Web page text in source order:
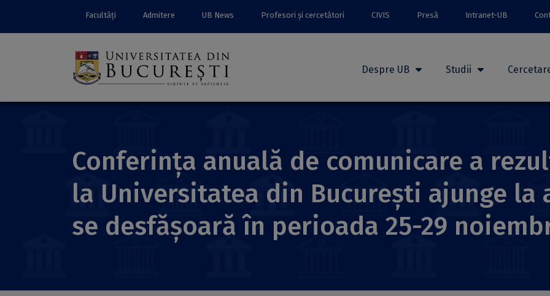
Facultăți Admitere UB News Profesori și cercetători CIVIS Presă Intranet-UB
Despre UB Studii
Conferința anuală de comunicare a
la Universitatea din București ajunge la
se desfășoară în perioada 25-29